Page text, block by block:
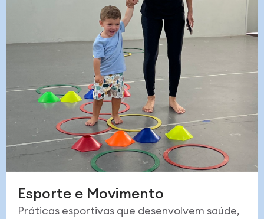
Esporte e Movimento
Práticas esportivas que desenvolvem saúde,